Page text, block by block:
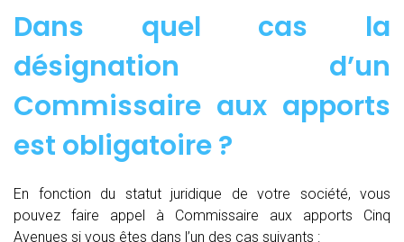
Dans quel cas la
désignation d’un
Commissaire aux apports
est obligatoire ?
En fonction du statut juridique de votre société, vous
pouvez faire appel à Commissaire aux apports Cinq
Avenues si vous êtes dans l’un des cas suivants :